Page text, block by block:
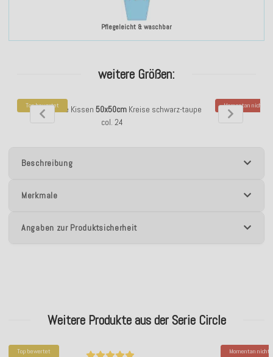
Pflegeleicht & waschbar
weitere Größen:
Top bewertet
H.O.C.K. Circle Kissen 50x50cm Kreise schwarz-taupe
col. 24
Momentan nicht
H.O.C.K.
Beschreibung
Merkmale
Angaben zur Produktsicherheit
Weitere Produkte aus der Serie Circle
Top bewertet Momentan nicht